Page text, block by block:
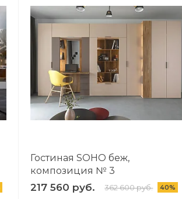
Гостиная SOHO беж,
композиция № 3
217 560 руб. 362 600 руб. 40%